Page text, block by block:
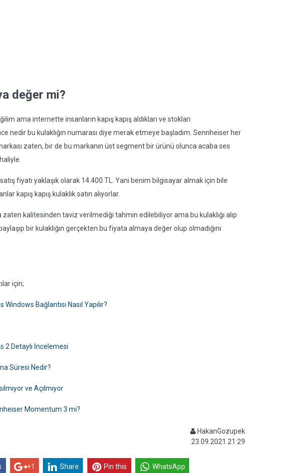
değer mi?
ama internette insanların kapış kapış aldıkları ve stokları
nedir bu kulaklığın numarası diye merak etmeye başladım. Sennheiser her
zaten, bir de bu markanın üst segment bir ürünü olunca acaba ses
fiyatı yaklaşık olarak 14.400 TL. Yani benim bilgisayar almak için bile
kapış kapış kulaklık satın alıyorlar.
zaten kalitesinden taviz verilmediği tahmin edilebiliyor ama bu kulaklığı alıp
bir kulaklığın gerçekten bu fiyata almaya değer olup olmadığını
için;
Bağlantısı Nasıl Yapılır?
2 Detaylı İncelemesi
Süresi Nedir?
ve Açılmıyor
Momentum 3 mi?
HakanGozupek
23.09.2021 21:29
+1 Share Pin this WhatsApp